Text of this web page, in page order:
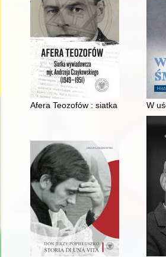
Afera Teozofów : siatka W